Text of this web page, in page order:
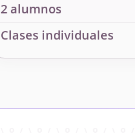
2 alumnos
Clases individuales